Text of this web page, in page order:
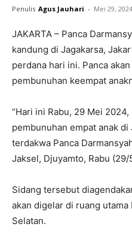
Penulis Agus Jauhari - Mei 29, 2024
JAKARTA – Panca
kandung di Jagakarsa,
perdana hari ini. Panca
pembunuhan keempat
“Hari ini Rabu, 29 Mei
pembunuhan empat anak di
terdakwa Panca
Jaksel, Djuyamto, Rabu
Sidang tersebut
akan digelar di ruang
Selatan.